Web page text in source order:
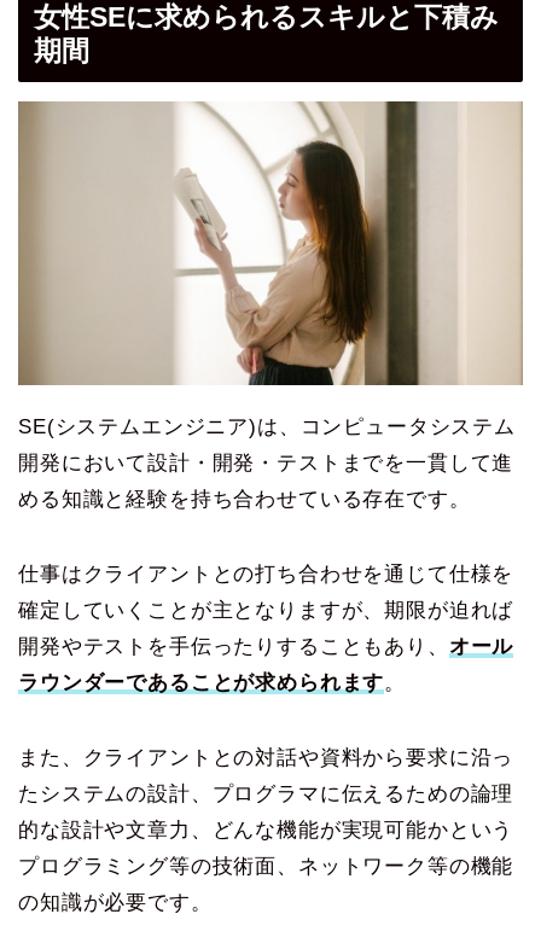
女性SEに求められるスキルと下積み
期間
SE(システムエンジニア)は、コンピュータシステム
開発において設計・開発・テストまでを一貫して進
める知識と経験を持ち合わせている存在です。
仕事はクライアントとの打ち合わせを通じて仕様を
確定していくことが主となりますが、期限が迫れば
開発やテストを手伝ったりすることもあり、 オール
ラウンダーであることが求められます。
また、クライアントとの対話や資料から要求に沿っ
たシステムの設計、プログラマに伝えるための論理
的な設計や文章力、どんな機能が実現可能かという
プログラミング等の技術面、ネットワーク等の機能
の知識が必要です。